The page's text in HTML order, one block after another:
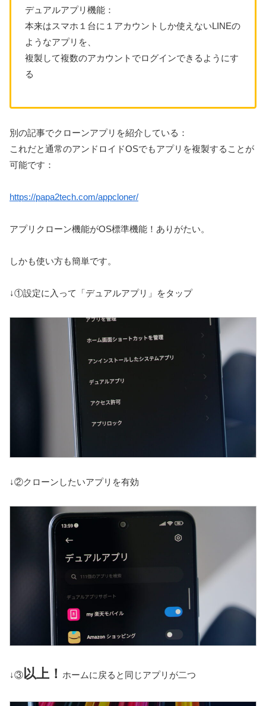
デュアルアプリ機能：
本来はスマホ１台に１アカウントしか使えないLINEの
ようなアプリを、
複製して複数のアカウントでログインできるようにす
る
別の記事でクローンアプリを紹介している：
これだと通常のアンドロイドOSでもアプリを複製することが
可能です：
https://papa2tech.com/appcloner/
アプリクローン機能がOS標準機能！ありがたい。
しかも使い方も簡単です。
↓①設定に入って「デュアルアプリ」をタップ
↓②クローンしたいアプリを有効
↓③ 以上！ ホームに戻ると同じアプリが二つ